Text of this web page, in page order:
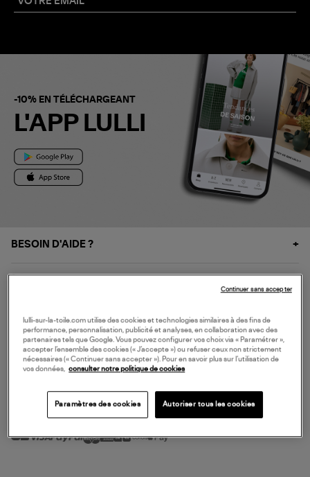
-10% EN TÉLÉCHARGEANT
L'APP LULLI
BESOIN D'AIDE ?
NOS SERVICES
SERVICE CLIENT
MODE DE PAIEMENT
lulli-sur-la-toile.com utilise des cookies et technologies similaires à des fins de
performance, personnalisation, publicité et analyses, en collaboration avec des
partenaires tels que Google. Vous pouvez configurer vos choix via « Paramétrer »,
accepter l’ensemble des cookies (« J’accepte ») ou refuser ceux non strictement
nécessaires (« Continuer sans accepter »). Pour en savoir plus sur l’utilisation de
vos données,
consulter notre politique de cookies
Paramètres des cookies Autoriser tous les cookies
Continuer sans accepter